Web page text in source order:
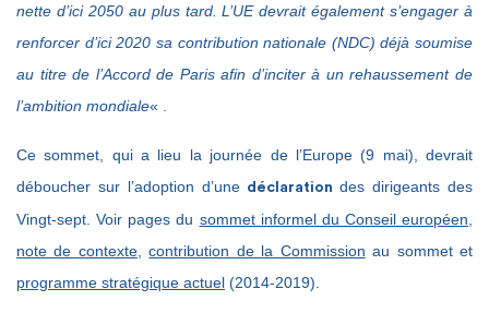
nette d’ici 2050 au plus tard. L’UE devrait également s’engager à
renforcer d’ici 2020 sa contribution nationale (NDC) déjà soumise
au titre de l’Accord de Paris afin d’inciter à un rehaussement de
l’ambition mondiale« .
Ce sommet, qui a lieu la journée de l’Europe (9 mai), devrait
déboucher sur l’adoption d’une déclarationdes dirigeants des
Vingt-sept. Voir pages du sommet informel du Conseil européen
note de contexte,contribution de la Commission au sommet et
programme stratégique actuel (2014-2019).